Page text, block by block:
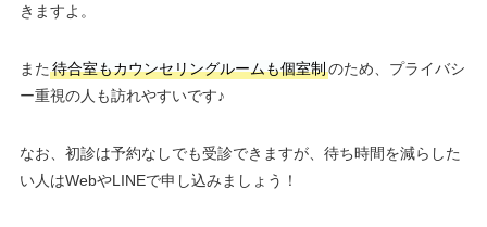
きますよ。
また 待合室もカウンセリングルームも個室制のため、プライバシ
ー重視の人も訪れやすいです♪
なお、初診は予約なしでも受診できますが、待ち時間を減らした
い人はWebやLINEで申し込みましょう！